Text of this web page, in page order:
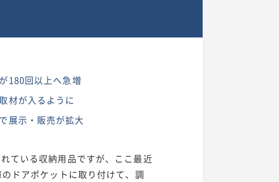
180回以上へ急増
材が入るように
展示・販売が拡大
ている収納用品ですが、ここ最近
のドアポケットに取り付けて、調